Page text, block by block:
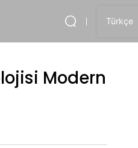
Türkçe
Modern